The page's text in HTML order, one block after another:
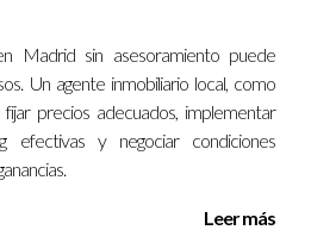
Madrid sin asesoramiento puede
Un agente inmobiliario local, como
precios adecuados, implementar
efectivas y negociar condiciones
Leer más